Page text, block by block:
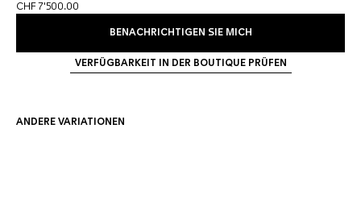
CHF 7'500.00
BENACHRICHTIGEN SIE MICH
VERFÜGBARKEIT IN DER BOUTIQUE PRÜFEN
ANDERE VARIATIONEN